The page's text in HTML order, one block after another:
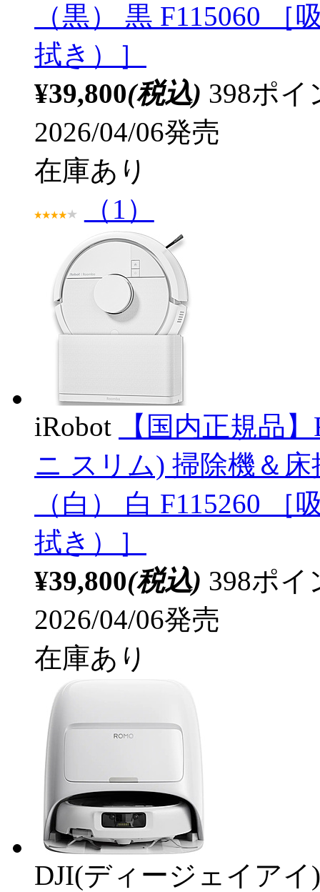
（黒） 黒 F115060
拭き）］
¥39,800(税込) 398ポ
2026/04/06発売
在庫あり
（1）
iRobot
【国内正規品
ニ スリム) 掃除機＆
（白） 白 F115260
拭き）］
¥39,800(税込) 398ポ
2026/04/06発売
在庫あり
DJI(ディージェイアイ)